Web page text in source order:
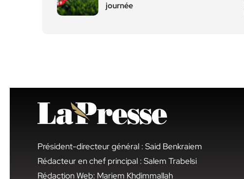
journée
Président-directeur général : Said Benkraiem
Rédacteur en chef principal : Salem Trabelsi
Rédaction Web: Mariem Khdimmallah